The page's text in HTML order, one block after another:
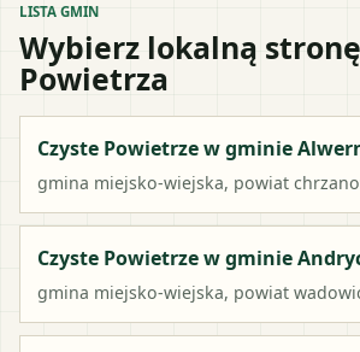
LISTA GMIN
Wybierz lokalną
Powietrza
Czyste Powietrze w gminie
gmina miejsko-wiejska, powiat
Czyste Powietrze w gminie
gmina miejsko-wiejska, powiat